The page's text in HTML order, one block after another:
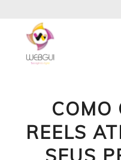
COMO
REELS